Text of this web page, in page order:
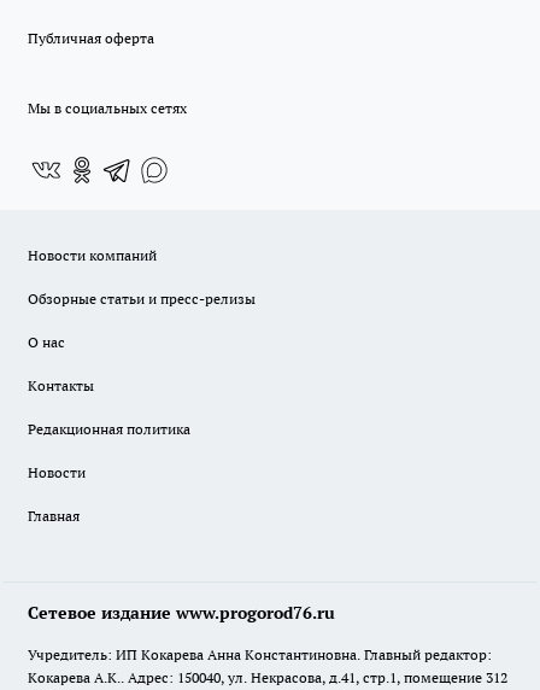
Публичная оферта
Мы в социальных сетях
Новости компаний
Обзорные статьи и пресс-релизы
О нас
Контакты
Редакционная политика
Новости
Главная
Сетевое издание www.progorod76.ru
Учредитель: ИП Кокарева Анна Константиновна. Главный редактор:
Кокарева А.К.. Адрес: 150040, ул. Некрасова, д.41, стр.1, помещение 312